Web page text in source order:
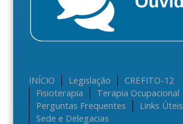
INÍCIO Legislação
CREFITO-12
Fisioterapia
Terapia Ocupacional
Perguntas Frequentes
Links Úteis
Sede e Delegacias